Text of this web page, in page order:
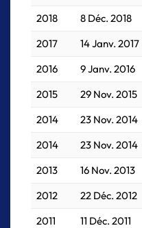
2018
8 Déc. 2018
2017
14 Janv. 2017
2016
9 Janv. 2016
2015
29 Nov. 2015
2014
23 Nov. 2014
2014
23 Nov. 2014
2013
16 Nov. 2013
2012
22 Déc. 2012
2011
11 Déc. 2011